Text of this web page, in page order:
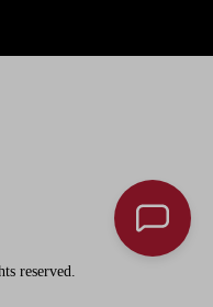
reserved.